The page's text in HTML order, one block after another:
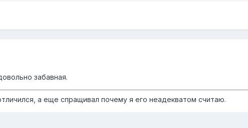
забавная.
а еще спращивал почему я его неадекватом считаю.